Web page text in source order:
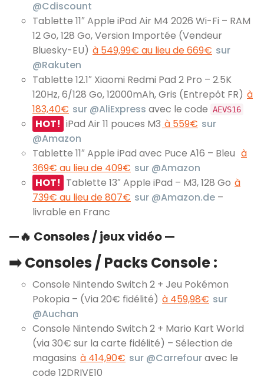
@Cdiscount
Tablette 11″ Apple iPad Air M4 2026 Wi-Fi – RAM
12 Go, 128 Go, Version Importée (Vendeur
Bluesky-EU) à 549,99€ au lieu de 669€ sur
@Rakuten
Tablette 12.1″ Xiaomi Redmi Pad 2 Pro – 2.5K
120Hz, 6/128 Go, 12000mAh, Gris (Entrepôt FR) à
183,40€ sur @AliExpress avec le code AEVS16
HOT! iPad Air 11 pouces M3 à 559€ sur
@Amazon
Tablette 11″ Apple iPad avec Puce A16 – Bleu à
369€ au lieu de 409€ sur @Amazon
HOT! Tablette 13″ Apple iPad – M3, 128 Go à
739€ au lieu de 807€ sur @Amazon.de –
livrable en Franc
—🔥 Consoles / jeux vidéo —
➡️ Consoles / Packs Console :
Console Nintendo Switch 2 + Jeu Pokémon
Pokopia – (Via 20€ fidélité) à 459,98€ sur
@Auchan
Console Nintendo Switch 2 + Mario Kart World
(via 30€ sur la carte fidélité) – Sélection de
magasins à 414,90€ sur @Carrefouravec le
code 12DRIVE10